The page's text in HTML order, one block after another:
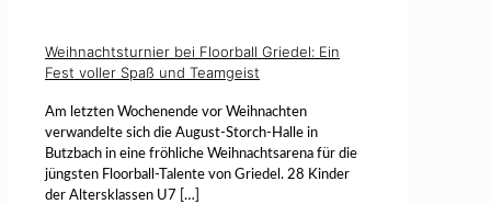
Weihnachtsturnier bei Floorball Griedel: Ein
Fest voller Spaß und Teamgeist
Am letzten Wochenende vor Weihnachten
verwandelte sich die August-Storch-Halle in
Butzbach in eine fröhliche Weihnachtsarena für die
jüngsten Floorball-Talente von Griedel. 28 Kinder
der Altersklassen U7 […]